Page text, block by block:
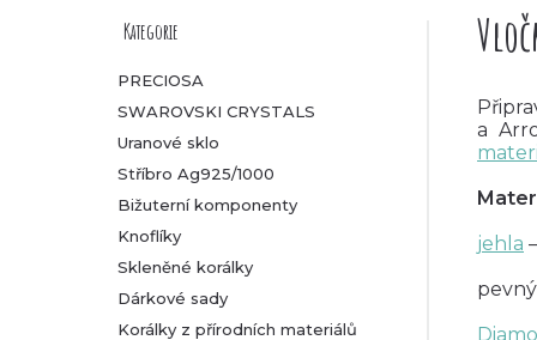
P
o
s
t
r
a
Přeskočit
Kategorie
PRECIOSA
SWAROVSKI CRYSTALS
Uranové sklo
Stříbro Ag925/1000
Bižuterní komponenty
Knoflíky
Skleněné korálky
Dárkové sady
Korálky z přírodních materiálů
a
jehla